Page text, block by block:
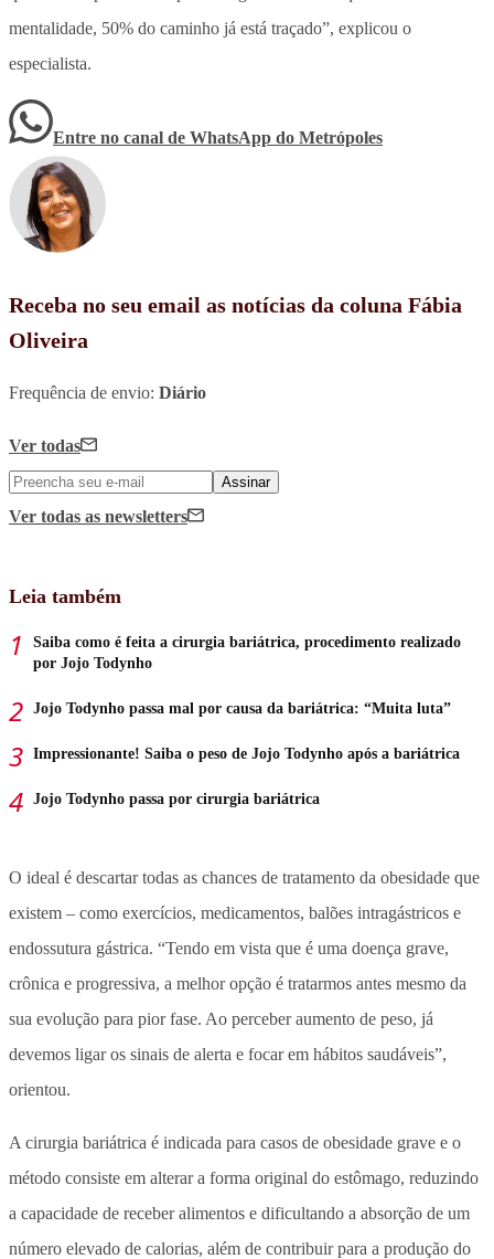
mentalidade, 50% do caminho já está traçado”, explicou o
especialista.
Entre no canal de WhatsApp do Metrópoles
Receba no seu email as notícias da coluna Fábia
Oliveira
Frequência de envio: Diário
Ver todas
Assinar
Ver todas as newsletters
Leia também
Saiba como é feita a cirurgia bariátrica, procedimento realizado
por Jojo Todynho
Jojo Todynho passa mal por causa da bariátrica: “Muita luta”
Impressionante! Saiba o peso de Jojo Todynho após a bariátrica
Jojo Todynho passa por cirurgia bariátrica
O ideal é descartar todas as chances de tratamento da obesidade que
existem – como exercícios, medicamentos, balões intragástricos e
endossutura gástrica. “Tendo em vista que é uma doença grave,
crônica e progressiva, a melhor opção é tratarmos antes mesmo da
sua evolução para pior fase. Ao perceber aumento de peso, já
devemos ligar os sinais de alerta e focar em hábitos saudáveis”,
orientou.
A cirurgia bariátrica é indicada para casos de obesidade grave e o
método consiste em alterar a forma original do estômago, reduzindo
a capacidade de receber alimentos e dificultando a absorção de um
número elevado de calorias, além de contribuir para a produção do